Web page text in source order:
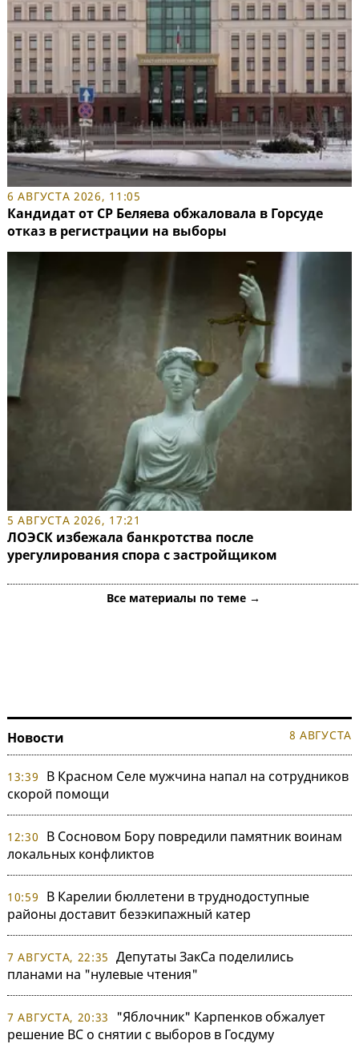
6 АВГУСТА 2026, 11:05
Кандидат от СР Беляева обжаловала в Горсуде
отказ в регистрации на выборы
5 АВГУСТА 2026, 17:21
ЛОЭСК избежала банкротства после
урегулирования спора с застройщиком
Все материалы по теме →
Новости 8 АВГУСТА
13:39
В Красном Селе мужчина напал на сотрудников
скорой помощи
12:30
В Сосновом Бору повредили памятник воинам
локальных конфликтов
10:59
В Карелии бюллетени в труднодоступные
районы доставит безэкипажный катер
7 АВГУСТА, 22:35 Депутаты ЗакСа поделились
планами на "нулевые чтения"
7 АВГУСТА, 20:33
"Яблочник" Карпенков обжалует
решение ВС о снятии с выборов в Госдуму